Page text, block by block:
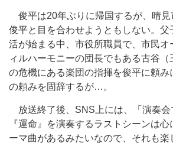
俊平は20年ぶりに帰国するが、晴見
俊平と目を合わせようともしない。父
活が始まる中、市役所職員で、市民オ
ィルハーモニーの団長でもある古谷
の危機にある楽団の指揮を俊平に頼み
の頼みを固辞するが…。
放送終了後、SNS上には、「演奏会
『運命』を演奏するラストシーンは
ーマ曲があるみたいなので、それも